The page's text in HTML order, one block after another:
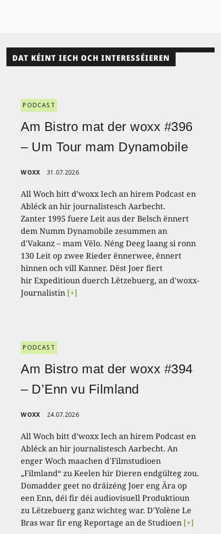
DAT KÉINT IECH OCH INTERESSÉIEREN
PODCAST
Am Bistro mat der woxx #396
– Um Tour mam Dynamobile
WOXX 31.07.2026
All Woch bitt d’woxx Iech an hirem Podcast en
Abléck an hir journalistesch Aarbecht.
Zanter 1995 fuere Leit aus der Belsch ënnert
dem Numm Dynamobile zesummen an
d'Vakanz – mam Vëlo. Néng Deeg laang si ronn
130 Leit op zwee Rieder ënnerwee, ënnert
hinnen och vill Kanner. Dëst Joer fiert
hir Expeditioun duerch Lëtzebuerg, an d'woxx-
Journalistin [+]
PODCAST
Am Bistro mat der woxx #394
– D’Enn vu Filmland
WOXX 24.07.2026
All Woch bitt d’woxx Iech an hirem Podcast en
Abléck an hir journalistesch Aarbecht. An
enger Woch maachen d'Filmstudioen
„Filmland“ zu Keelen hir Dieren endgülteg zou.
Domadder geet no dräizéng Joer eng Ära op
een Enn, déi fir déi audiovisuell Produktioun
zu Lëtzebuerg ganz wichteg war. D'Yolène Le
Bras war fir eng Reportage an de Studioen [+]